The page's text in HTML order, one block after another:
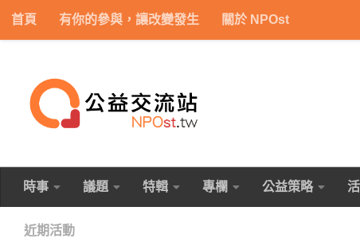
Skip to content
首頁 有你的參與，讓改變發生 關於 NPOst
時事 議題 特輯 專欄 公益策略
近期活動